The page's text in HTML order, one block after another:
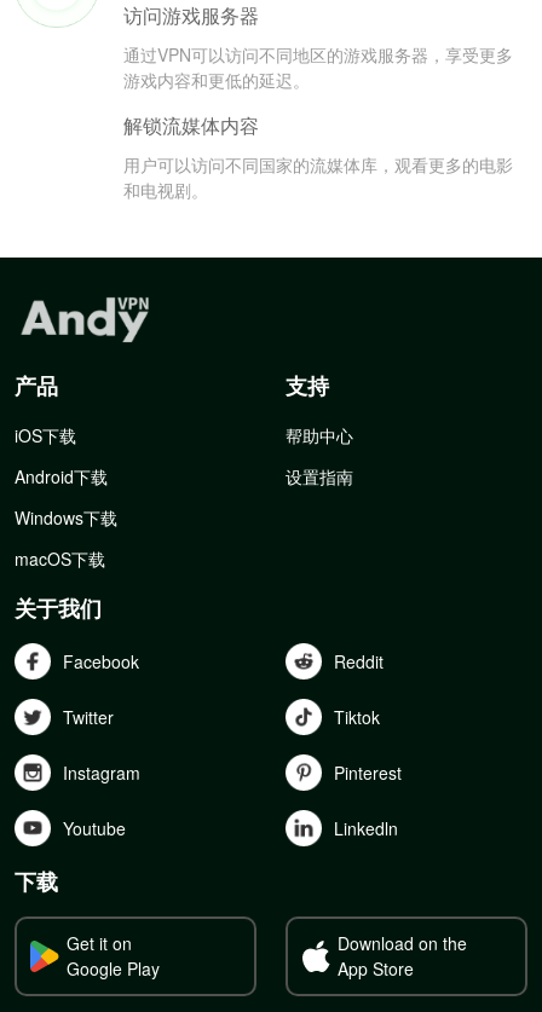
访问游戏服务器
通过VPN可以访问不同地区的游戏服务器，享受更多
游戏内容和更低的延迟。
解锁流媒体内容
用户可以访问不同国家的流媒体库，观看更多的电影
和电视剧。
产品
iOS下载
Android下载
Windows下载
macOS下载
支持
帮助中心
设置指南
关于我们
Facebook Reddit
Twitter Tiktok
Instagram Pinterest
Youtube Linkedln
下载
Get it on
Google Play
Download on the
App Store